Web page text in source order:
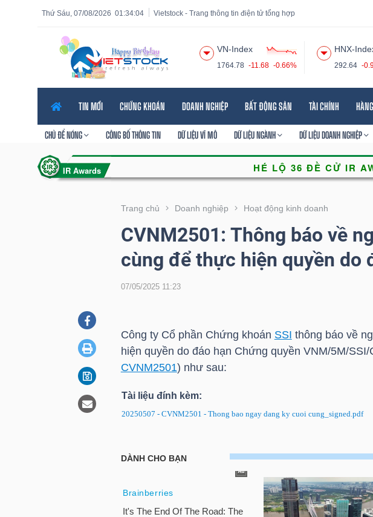
01:34:05
Thứ Sáu, 07/08/2026 Vietstock - Trang thông tin điện tử tổng hợp
VN-Index
1764.78 -11.68 -0.66%
HNX-
292.64 -
TIN MỚI CHỨNG KHOÁN DOANH NGHIỆP BẤT ĐỘNG SẢN TÀI CHÍNH
CHỦ ĐỀ NÓNG CÔNG BỐ THÔNG TIN DỮ LIỆU VĨ MÔ DỮ LIỆU NGÀNH DỮ LIỆU DOANH NGHIỆP
Trang chủ Doanh nghiệp Hoạt động kinh doanh
CVNM2501: Thông báo về
cùng để thực hiện quyền do
07/05/2025 11:23
Công ty Cổ phần Chứng khoán SSI thông báo về
hiện quyền do đáo hạn Chứng quyền VNM/5M/
CVNM2501) như sau:
Tài liệu đính kèm:
20250507 - CVNM2501 - Thong bao ngay dang ky cuoi cung_signed.pdf
CVNM2501: Thông báo về ngày đăng ký cuối
Tính năng
năng
VIETSTOCK